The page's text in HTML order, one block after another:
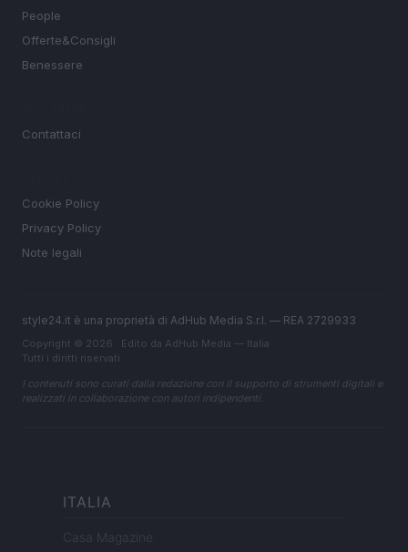
People
Offerte&Consigli
Benessere
Contattaci
Cookie Policy
Privacy Policy
Note legali
style24.it è una proprietà di AdHub Media S.r.l. — REA 2729933
Copyright © 2026 · Edito da AdHub Media — Italia
Tutti i diritti riservati
I contenuti sono curati dalla redazione con il supporto di strumenti digitali e
realizzati in collaborazione con autori indipendenti.
ITALIA
Casa Magazine